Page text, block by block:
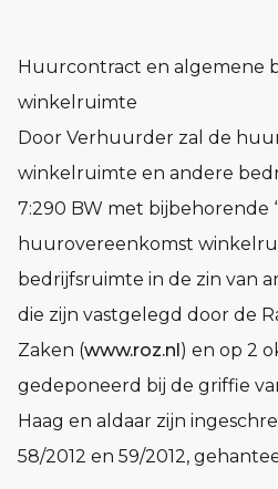
Huurcontract en algemene
winkelruimte
Door Verhuurder zal de
winkelruimte en andere
7:290 BW met bijbehorende
huurovereenkomst
bedrijfsruimte in de zin van
die zijn vastgelegd door de
Zaken (www.roz.nl ) en op 2
gedeponeerd bij de griffie
Haag en aldaar zijn
58/2012 en 59/2012,